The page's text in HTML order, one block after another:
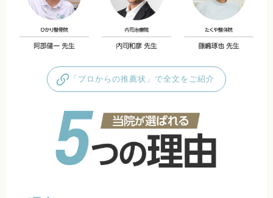
「プロからの推薦状」で全文をご紹介